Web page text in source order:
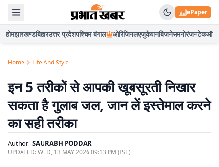
ePaper
होमझारखण्डबिहारउत्तर प्रदेशपश्चिम बंगाल ओरिजिनलएजुकेशनबिजनेसमनोरंजनटेकऑटो
Home Life And Style
इन 5 तरीकों से आपकी खूबसूरती निखार
सकता है गुलाब जल, जान लें इस्तेमाल करने
का सही तरीका
Author SAURABH PODDAR
UPDATED:WED, 13 MAY 2026 09:13 PM (IST)